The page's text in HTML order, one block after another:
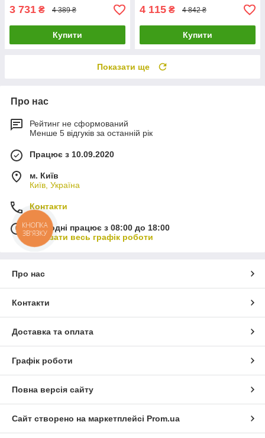
3 731 ₴ 4 389 ₴
Купити
4 115 ₴ 4 842 ₴
Купити
Показати ще
Про нас
Рейтинг не сформований
Менше 5 відгуків за останній рік
Працює з 10.09.2020
м. Київ
Київ, Україна
Контакти
Сьогодні працює з 08:00 до 18:00
Показати весь графік роботи
Про нас
Контакти
Доставка та оплата
Графік роботи
Повна версія сайту
Сайт створено на маркетплейсі Prom.ua
КНОПКА
ЗВ'ЯЗКУ